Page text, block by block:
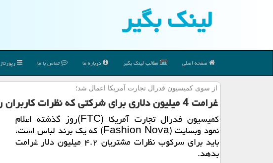
لینك بگیر
صفحه اصلی مطالب لینك بگیر درباره ما تماس با ما رپورتاژ
از سوی كمیسیون فدرال تجارت آمریكا اعمال شد؛
غرامت 4 میلیون دلاری برای شرکتی که نظرات کاربران را سانسور می کرد
کمیسیون فدرال تجارت آمریکا (FTC)روز گذشته اعلام
نمود وبسایت (Fashion Nova) که یک برند لباس است،
باید برای سرکوب نظرات مشتریان ۴.۲ میلیون دلار غرامت
بدهد.